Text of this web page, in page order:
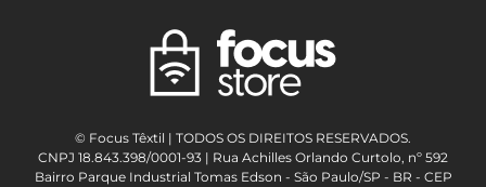
© Focus Têxtil | TODOS OS DIREITOS RESERVADOS.
CNPJ 18.843.398/0001-93 | Rua Achilles Orlando Curtolo, nº 592
Bairro Parque Industrial Tomas Edson - São Paulo/SP - BR - CEP